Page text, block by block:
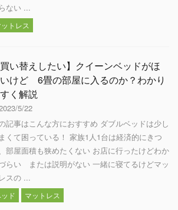
ない ...
トレス
買い替えしたい】クイーンベッドがほ
けど 6畳の部屋に入るのか？わかり
く解説
5/22
記事はこんな方におすすめ ダブルベッドは少し
くて困っている！ 家族1人1台は経済的にきつ
部屋面積も狭めたくない お店に行ったけどわか
らい または説明がない 一緒に寝てるけどマッ
スの ...
ド マットレス